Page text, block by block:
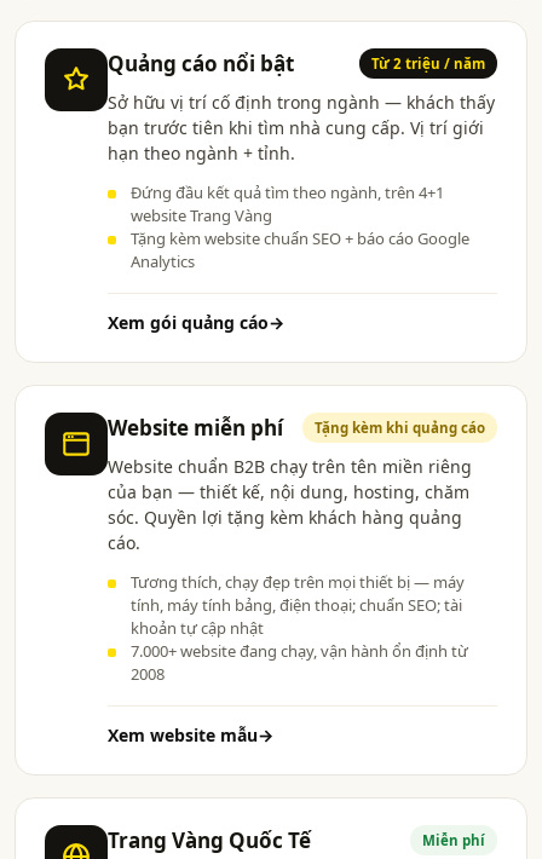
Quảng cáo nổi bật Từ 2 triệu / năm
Sở hữu vị trí cố định trong ngành — khách thấy
bạn trước tiên khi tìm nhà cung cấp. Vị trí giới
hạn theo ngành + tỉnh.
Đứng đầu kết quả tìm theo ngành, trên 4+1
website Trang Vàng
Tặng kèm website chuẩn SEO + báo cáo Google
Analytics
Xem gói quảng cáo→
Website miễn phí Tặng kèm khi quảng cáo
Website chuẩn B2B chạy trên tên miền riêng
của bạn — thiết kế, nội dung, hosting, chăm
sóc. Quyền lợi tặng kèm khách hàng quảng
cáo.
Tương thích, chạy đẹp trên mọi thiết bị — máy
tính, máy tính bảng, điện thoại; chuẩn SEO; tài
khoản tự cập nhật
7.000+ website đang chạy, vận hành ổn định từ
2008
Xem website mẫu→
Trang Vàng Quốc Tế Miễn phí